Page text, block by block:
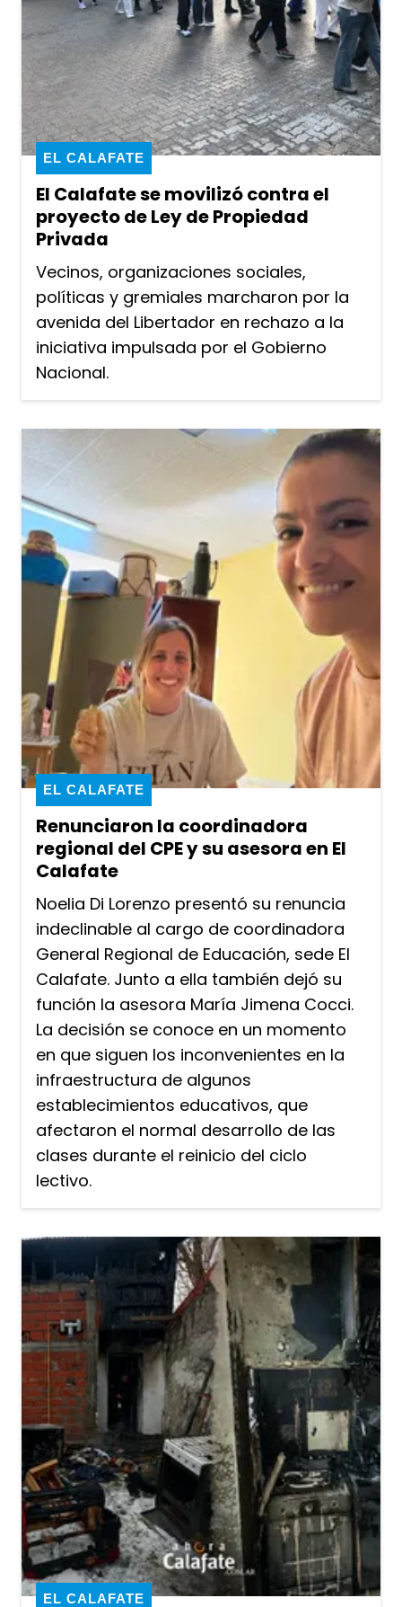
El Calafate se movilizó contra el
proyecto de Ley de Propiedad
Privada
EL CALAFATE
Vecinos, organizaciones sociales,
políticas y gremiales marcharon por la
avenida del Libertador en rechazo a la
iniciativa impulsada por el Gobierno
Nacional.
Renunciaron la coordinadora
regional del CPE y su asesora en El
Calafate
EL CALAFATE
Noelia Di Lorenzo presentó su renuncia
indeclinable al cargo de coordinadora
General Regional de Educación, sede El
Calafate. Junto a ella también dejó su
función la asesora María Jimena Cocci.
La decisión se conoce en un momento
en que siguen los inconvenientes en la
infraestructura de algunos
establecimientos educativos, que
afectaron el normal desarrollo de las
clases durante el reinicio del ciclo
lectivo.
EL CALAFATE